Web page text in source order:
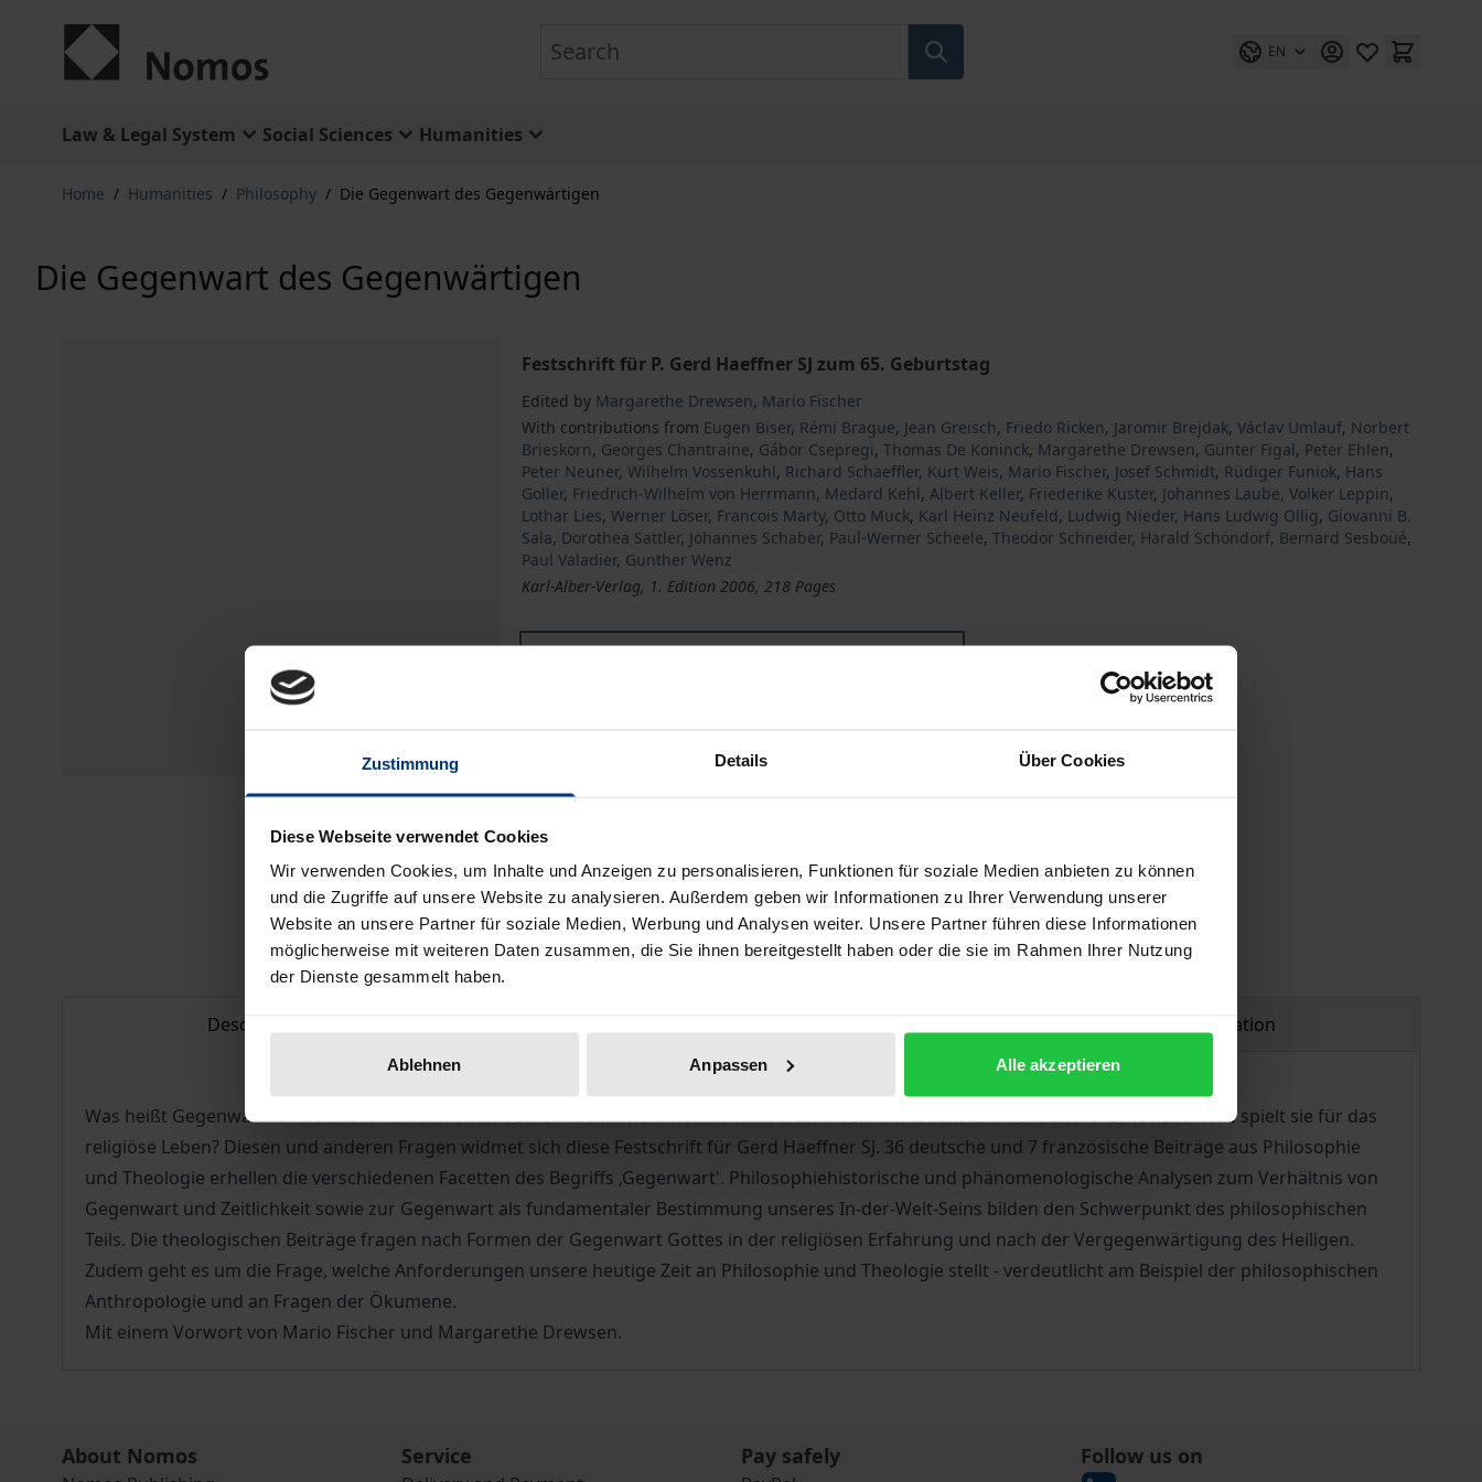
Zustimmung Details Über Cookies
Diese Webseite verwendet Cookies
Wir verwenden Cookies, um Inhalte und Anzeigen zu personalisieren, Funktionen für soziale Medien anbieten zu können
und die Zugriffe auf unsere Website zu analysieren. Außerdem geben wir Informationen zu Ihrer Verwendung unserer
Website an unsere Partner für soziale Medien, Werbung und Analysen weiter. Unsere Partner führen diese Informationen
möglicherweise mit weiteren Daten zusammen, die Sie ihnen bereitgestellt haben oder die sie im Rahmen Ihrer Nutzung
der Dienste gesammelt haben.
Ablehnen Anpassen Alle akzeptieren
EN
Law & Legal System Social Sciences Humanities
Home / Humanities / Philosophy / Die Gegenwart des Gegenwärtigen
Die Gegenwart des Gegenwärtigen
Festschrift für P. Gerd Haeffner SJ zum 65. Geburtstag
Edited by Margarethe Drewsen, Mario Fischer
With contributions from Eugen Biser, Rémi Brague, Jean Greisch, Friedo Ricken, Jaromir Brejdak,Václav Umlauf, Norbert
Brieskorn, Georges Chantraine, Gábor Csepregi,Thomas De Koninck, Margarethe Drewsen, Günter Figal, Peter Ehlen,
Peter Neuner,Wilhelm Vossenkuhl, Richard Schaeffler, Kurt Weis, Mario Fischer, Josef Schmidt, Rüdiger Funiok, Hans
Goller, Friedrich-Wilhelm von Herrmann, Medard Kehl,Albert Keller, Friederike Kuster, Johannes Laube,Volker Leppin,
Lothar Lies,Werner Löser, Francois Marty, Otto Muck, Karl Heinz Neufeld, Ludwig Nieder, Hans Ludwig Ollig, Giovanni B.
Sala, Dorothea Sattler, Johannes Schaber, Paul-Werner Scheele,Theodor Schneider, Harald Schöndorf, Bernard Sesboüé,
Paul Valadier, Gunther Wenz
Karl-Alber-Verlag, 1. Edition 2006, 218 Pages
Add to Cart Add to Wish List
Delivery cost notice
Description Product safety information
Was heißt Gegenwart? In welchem Verhältnis steht sie zur Zeit? Wie fundamental bestimmt sie unsere menschliche Existenz? Welche Rolle spielt sie für das
religiöse Leben? Diesen und anderen Fragen widmet sich diese Festschrift für Gerd Haeffner SJ. 36 deutsche und 7 französische Beiträge aus Philosophie
und Theologie erhellen die verschiedenen Facetten des Begriffs ‚Gegenwart'. Philosophiehistorische und phänomenologische Analysen zum Verhältnis von
Gegenwart und Zeitlichkeit sowie zur Gegenwart als fundamentaler Bestimmung unseres In-der-Welt-Seins bilden den Schwerpunkt des philosophischen
Teils. Die theologischen Beiträge fragen nach Formen der Gegenwart Gottes in der religiösen Erfahrung und nach der Vergegenwärtigung des Heiligen.
Zudem geht es um die Frage, welche Anforderungen unsere heutige Zeit an Philosophie und Theologie stellt - verdeutlicht am Beispiel der philosophischen
Anthropologie und an Fragen der Ökumene.
Mit einem Vorwort von Mario Fischer und Margarethe Drewsen.
About Nomos Service Pay safely Follow us on